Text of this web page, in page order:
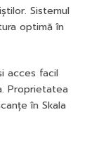
Sistemul
optimă în
acces facil
Proprietatea
în Skala